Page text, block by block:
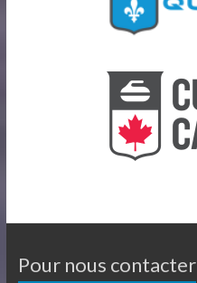
Pour nous contacter